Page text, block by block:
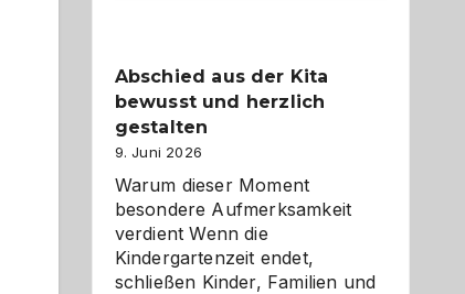
Abschied aus der Kita
bewusst und herzlich
gestalten
9. Juni 2026
Warum dieser Moment
besondere Aufmerksamkeit
verdient Wenn die
Kindergartenzeit endet,
schließen Kinder, Familien und